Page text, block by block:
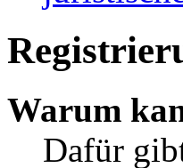
Warum
Dafür